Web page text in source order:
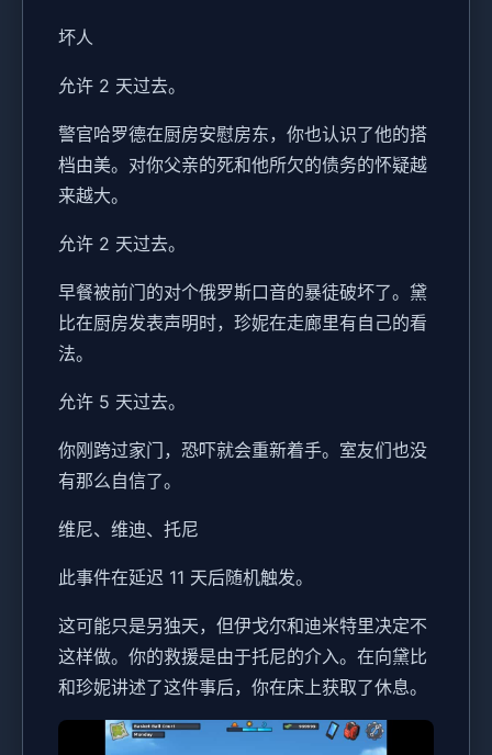
坏人
允许 2 天过去。
警官哈罗德在厨房安慰房东，你也认识了他的搭
档由美。对你父亲的死和他所欠的债务的怀疑越
来越大。
允许 2 天过去。
早餐被前门的对个俄罗斯口音的暴徒破坏了。黛
比在厨房发表声明时，珍妮在走廊里有自己的看
法。
允许 5 天过去。
你刚跨过家门，恐吓就会重新着手。室友们也没
有那么自信了。
维尼、维迪、托尼
此事件在延迟 11 天后随机触发。
这可能只是另独天，但伊戈尔和迪米特里决定不
这样做。你的救援是由于托尼的介入。在向黛比
和珍妮讲述了这件事后，你在床上获取了休息。